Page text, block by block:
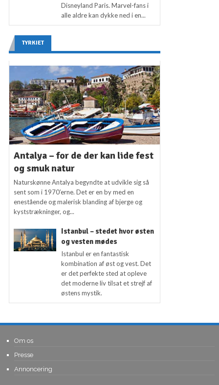
Disneyland Paris. Marvel-fans i
alle aldre kan dykke ned i en...
TYRKIET
Antalya – for de der kan lide fest
og smuk natur
Naturskønne Antalya begyndte at udvikle sig så
sent som i 1970’erne. Det er en by med en
enestående og malerisk blanding af bjerge og
kyststrækninger, og...
Istanbul – stedet hvor østen
og vesten mødes
Istanbul er en fantastisk
kombination af øst og vest. Det
er det perfekte sted at opleve
det moderne liv tilsat et strejf af
østens mystik.
Om os
Presse
Annoncering